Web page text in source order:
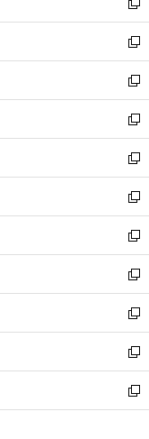
開
く
ド
ウ
で
開
く
い
ウ
ィ
ン
ド
ウ
で
開
く
新
し
い
ウ
ィ
ン
ド
ウ
で
開
く
新
し
い
ウ
ィ
ン
ド
ウ
で
開
く
新
し
い
ウ
ィ
ン
ド
ウ
で
開
く
新
し
い
ウ
ィ
ン
ド
ウ
で
開
く
新
し
い
ウ
ィ
ン
ド
ウ
で
開
く
新
し
い
ウ
ィ
ン
ド
ウ
で
開
く
新
し
い
ウ
ィ
ン
ド
ウ
で
開
新
し
い
ウ
ィ
ン
ド
ウ
新
し
い
ウ
ィ
ン
新
し
い
ウ
新
し